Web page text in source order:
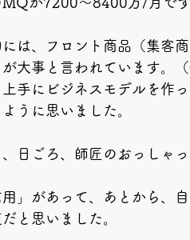
は、フロント商品（集客
が大事と言われています。
手にビジネスモデルを作
うに思いました。
日ごろ、師匠のおっしゃ
」があって、あとから、
と思いました。